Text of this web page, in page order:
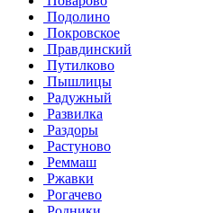
Подолино
Покровское
Правдинский
Путилково
Пышлицы
Радужный
Развилка
Раздоры
Растуново
Реммаш
Ржавки
Рогачево